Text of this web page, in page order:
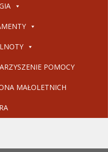
POMOCY
MAŁOLETNICH